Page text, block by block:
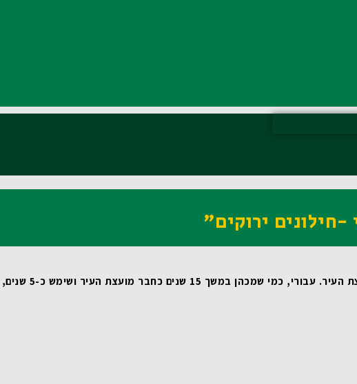
-חילונים ירוקים"
העיר. עבורי, כמי שמכהן במשך 15 שנים כחבר מועצת העיר ושימש כ-5 שנים, כסגן ראש העיר, מדובר במהלך טבעי ומתבקש. עבורי זאת משימת חיים!